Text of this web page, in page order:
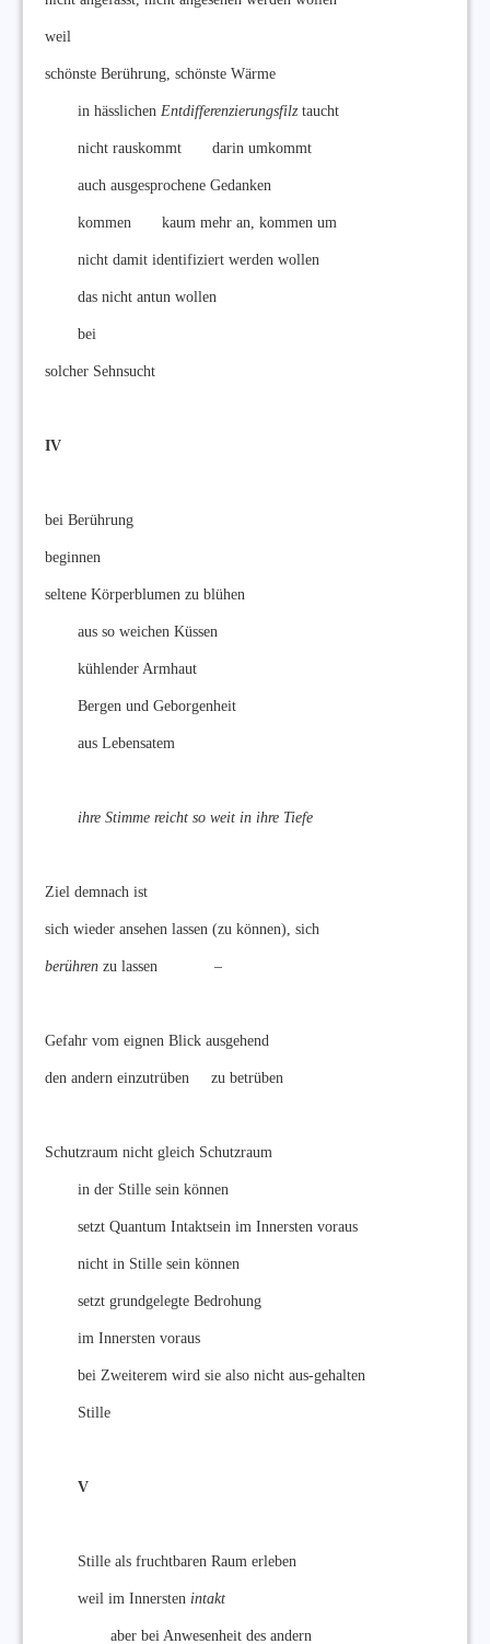
weil
schönste Berührung, schönste Wärme
in hässlichen Entdifferenzierungsfilz taucht
nicht rauskommt darin umkommt
auch ausgesprochene Gedanken
kommen kaum mehr an, kommen um
nicht damit identifiziert werden wollen
das nicht antun wollen
bei
solcher Sehnsucht
IV
bei Berührung
beginnen
seltene Körperblumen zu blühen
aus so weichen Küssen
kühlender Armhaut
Bergen und Geborgenheit
aus Lebensatem
ihre Stimme reicht so weit in ihre Tiefe
Ziel demnach ist
sich wieder ansehen lassen (zu können), sich
berühren zu lassen –
Gefahr vom eignen Blick ausgehend
den andern einzutrüben zu betrüben
Schutzraum nicht gleich Schutzraum
in der Stille sein können
setzt Quantum Intaktsein im Innersten voraus
nicht in Stille sein können
setzt grundgelegte Bedrohung
im Innersten voraus
bei Zweiterem wird sie also nicht aus-gehalten
Stille
V
Stille als fruchtbaren Raum erleben
weil im Innersten intakt
aber bei Anwesenheit des andern